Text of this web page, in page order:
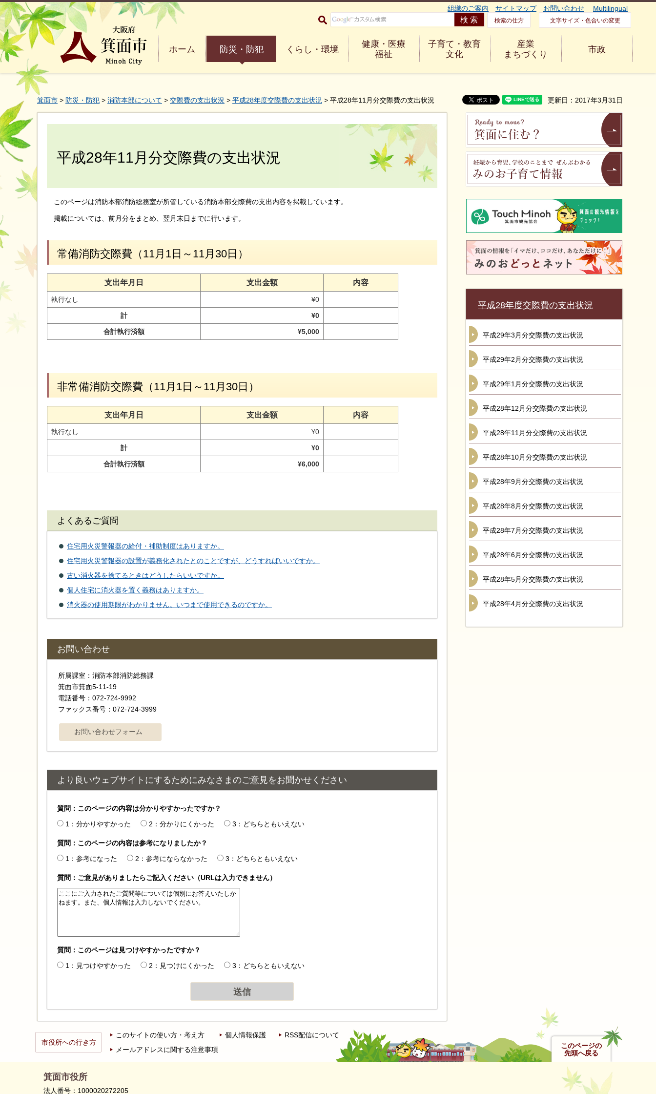
大阪府箕面市 Minoh City
組織のご案内 サイトマップ お問い合わせ Multilingual
検索の仕方 文字サイズ・色合いの変更
ホーム 防災・防犯 くらし・環境
健康・医療
福祉
子育て・教育
文化
産業
まちづくり
市政
箕面市 > 防災・防犯 > 消防本部について > 交際費の支出状況 > 平成28年度交際費の支出状況 > 平成28年11月分交際費の支出状況 更新日：2017年3月31日
平成28年11月分交際費の支出状況
このページは消防本部消防総務室が所管している消防本部交際費の支出内容を掲載しています。
掲載については、前月分をまとめ、翌月末日までに行います。
常備消防交際費（11月1日～11月30日）
支出年月日 支出金額 内容
執行なし ¥0
計 ¥0
合計執行済額 ¥5,000
非常備消防交際費（11月1日～11月30日）
支出年月日 支出金額 内容
執行なし ¥0
計 ¥0
合計執行済額 ¥6,000
よくあるご質問
住宅用火災警報器の給付・補助制度はありますか。
住宅用火災警報器の設置が義務化されたとのことですが、どうすればいいですか。
古い消火器を捨てるときはどうしたらいいですか。
個人住宅に消火器を置く義務はありますか。
消火器の使用期限がわかりません。いつまで使用できるのですか。
お問い合わせ
所属課室：消防本部消防総務課
箕面市箕面5-11-19
電話番号：072-724-9992
ファックス番号：072-724-3999
より良いウェブサイトにするためにみなさまのご意見をお聞かせください
質問：このページの内容は分かりやすかったですか？
1：分かりやすかった
2：分かりにくかった 3：どちらともいえない
質問：このページの内容は参考になりましたか？
1：参考になった
2：参考にならなかった 3：どちらともいえない
質問：ご意見がありましたらご記入ください（URLは入力できません）
質問：このページは見つけやすかったですか？
1：見つけやすかった
2：見つけにくかった 3：どちらともいえない
平成28年度交際費の支出状況
平成29年3月分交際費の支出状況
平成29年2月分交際費の支出状況
平成29年1月分交際費の支出状況
平成28年12月分交際費の支出状況
平成28年11月分交際費の支出状況
平成28年10月分交際費の支出状況
平成28年9月分交際費の支出状況
平成28年8月分交際費の支出状況
平成28年7月分交際費の支出状況
平成28年6月分交際費の支出状況
平成28年5月分交際費の支出状況
平成28年4月分交際費の支出状況
このページの
先頭へ戻る
市役所への行き方
このサイトの使い方・考え方 個人情報保護
RSS配信について
メールアドレスに関する注意事項
箕面市役所
法人番号：1000020272205